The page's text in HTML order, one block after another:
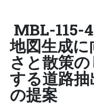
MBL-115-
地図生成に
さと散策
する道路
の提案